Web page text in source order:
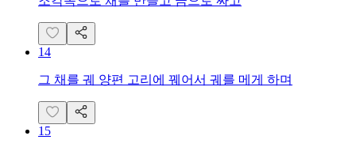
14
그 채를 궤 양편 고리에 꿰어서 궤를 메게 하며
15